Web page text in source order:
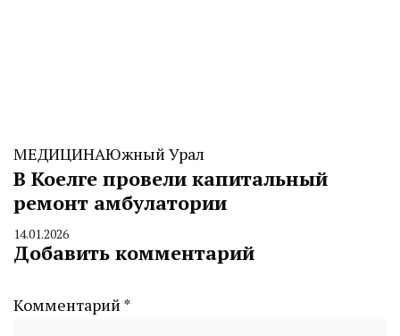
МЕДИЦИНАЮжный Урал
В Коелге провели капитальный
ремонт амбулатории
By
CHELINDUSTRY
14.01.2026
Добавить комментарий
Комментарий *